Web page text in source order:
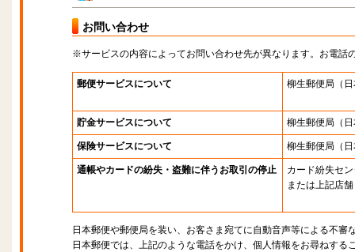
お問い合わせ
※サービスの内容によってお問い合わせ先が異なります。お電話
郵便サービスについて 柳生郵便局 （
貯金サービスについて 柳生郵便局 （
保険サービスについて 柳生郵便局 （
通帳やカードの紛失・盗難に伴うお取引の停止
カード紛失セ
または上記店舗
日本郵便や郵便局を装い、お客さま宛てに自動音声等による不審
日本郵便では、上記のような電話をかけ、個人情報をお尋ねする